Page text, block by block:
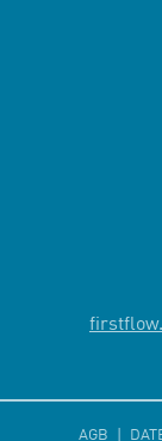
AGB